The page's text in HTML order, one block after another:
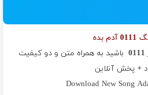
بده
0111 باشید به همراه متن و دو کیفیت
+ پخش آنلاین
Download New Song